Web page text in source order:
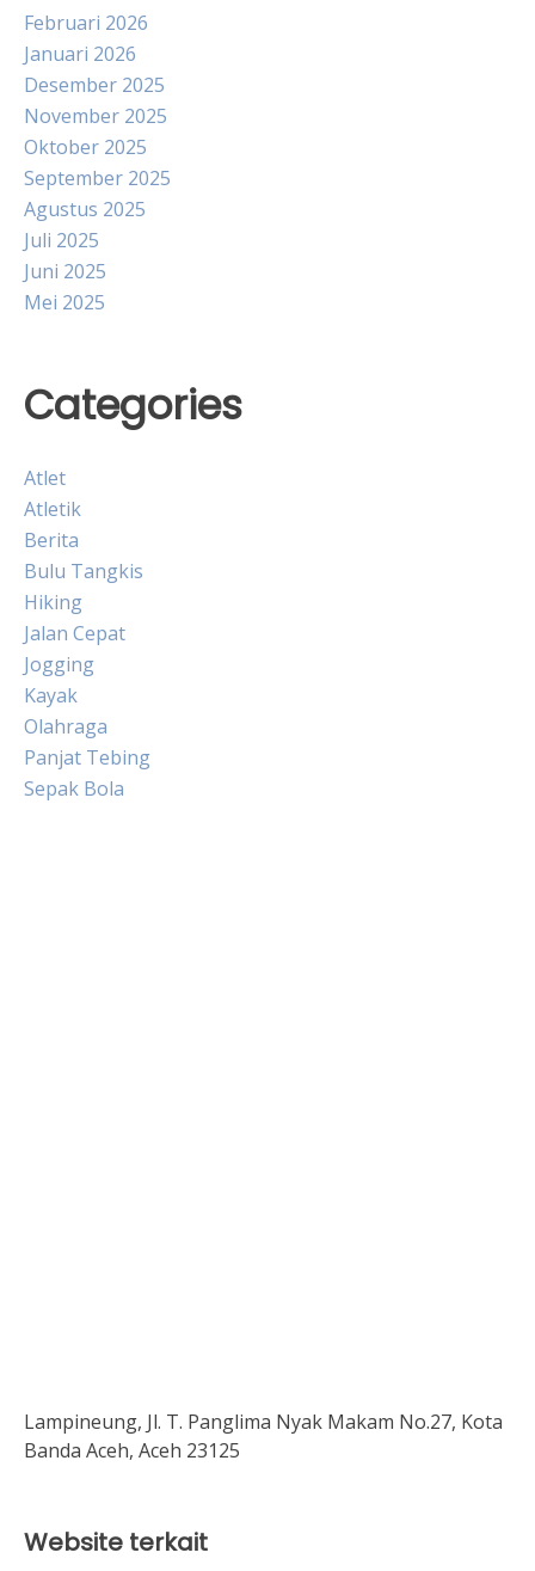
Februari 2026
Januari 2026
Desember 2025
November 2025
Oktober 2025
September 2025
Agustus 2025
Juli 2025
Juni 2025
Mei 2025
Categories
Atlet
Atletik
Berita
Bulu Tangkis
Hiking
Jalan Cepat
Jogging
Kayak
Olahraga
Panjat Tebing
Sepak Bola
Lampineung, Jl. T. Panglima Nyak Makam No.27, Kota
Banda Aceh, Aceh 23125
Website terkait